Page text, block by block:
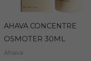
AHAVA CONCENTRE
OSMOTER 30ML
Ahava